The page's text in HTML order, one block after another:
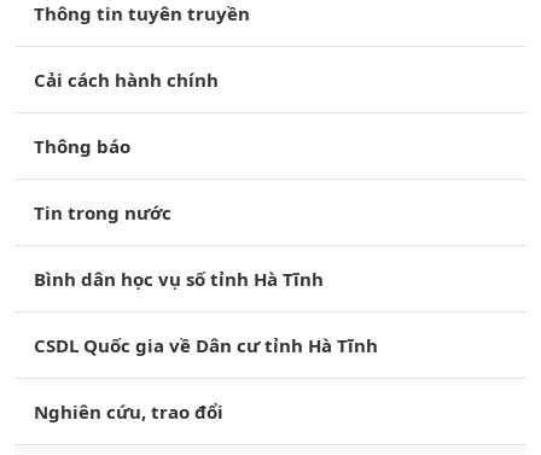
Thông tin tuyên truyền
Cải cách hành chính
Thông báo
Tin trong nước
Bình dân học vụ số tỉnh Hà Tĩnh
CSDL Quốc gia về Dân cư tỉnh Hà Tĩnh
Nghiên cứu, trao đổi